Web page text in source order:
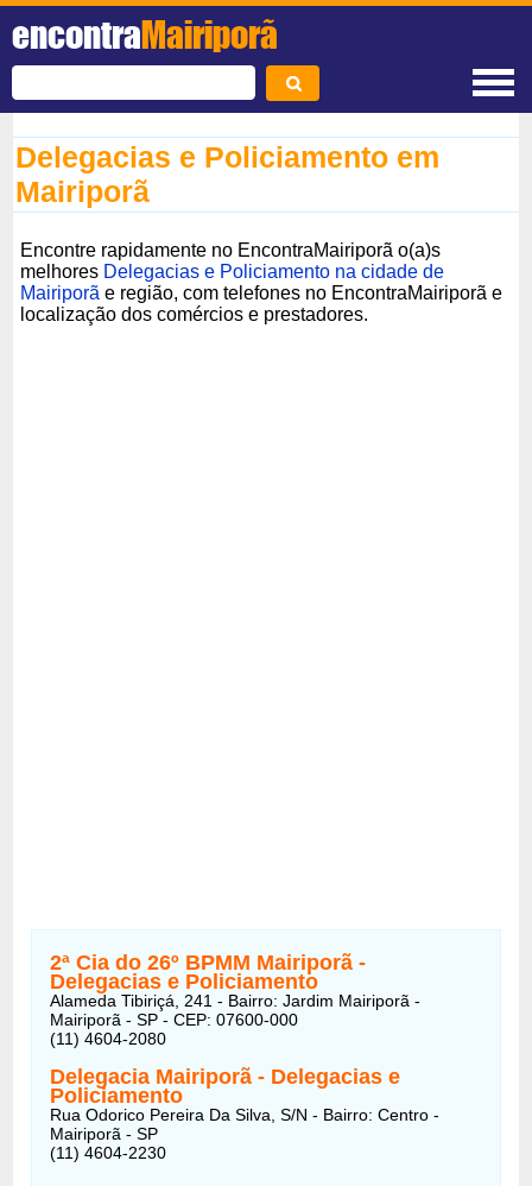
encontraMairiporã
Delegacias e Policiamento em
Mairiporã
Encontre rapidamente no EncontraMairiporã o(a)s
melhores Delegacias e Policiamento na cidade de
Mairiporã e região, com telefones no EncontraMairiporã e
localização dos comércios e prestadores.
2ª Cia do 26º BPMM Mairiporã -
Delegacias e Policiamento
Alameda Tibiriçá, 241 - Bairro: Jardim Mairiporã -
Mairiporã - SP - CEP: 07600-000
(11) 4604-2080
Delegacia Mairiporã - Delegacias e
Policiamento
Rua Odorico Pereira Da Silva, S/N - Bairro: Centro -
Mairiporã - SP
(11) 4604-2230